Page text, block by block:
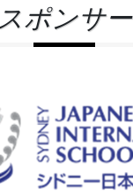
スポンサー